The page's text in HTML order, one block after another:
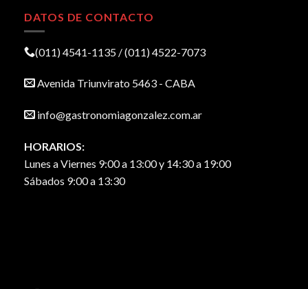
DATOS DE CONTACTO
(011) 4541-1135 / (011) 4522-7073
Avenida Triunvirato 5463 - CABA
info@gastronomiagonzalez.com.ar
HORARIOS:
Lunes a Viernes 9:00 a 13:00 y 14:30 a 19:00
Sábados 9:00 a 13:30